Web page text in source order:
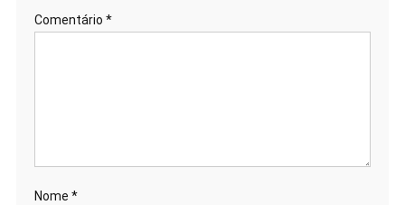
Comentário *
Nome *